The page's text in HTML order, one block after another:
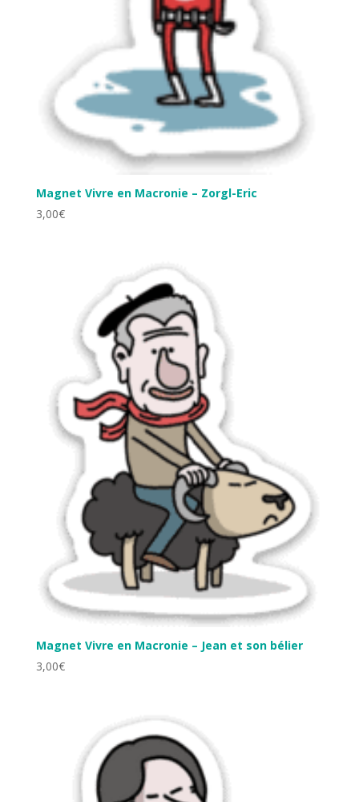
Magnet Vivre en Macronie – Zorgl-Eric
3,00€
Magnet Vivre en Macronie – Jean et son bélier
3,00€